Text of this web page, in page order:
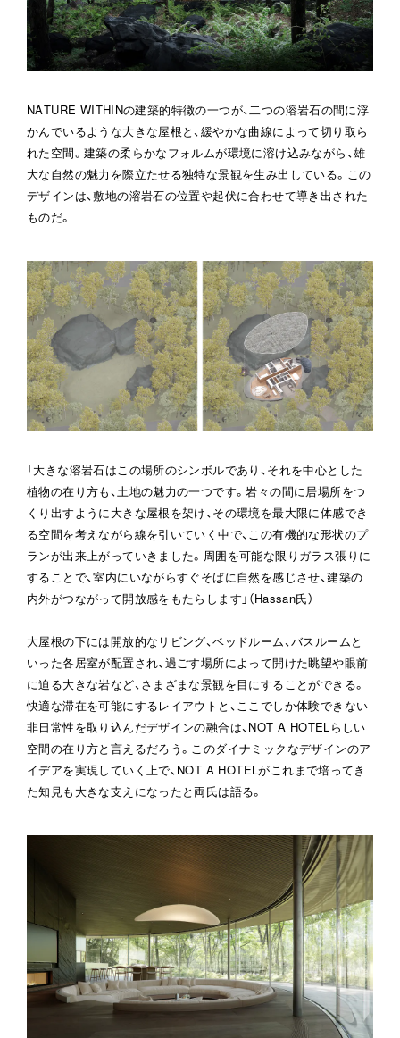
NATURE WITHINの建築的特徴の一つが、二つの溶岩石の間に浮
かんでいるような大きな屋根と、緩やかな曲線によって切り取ら
れた空間。建築の柔らかなフォルムが環境に溶け込みながら、雄
大な自然の魅力を際立たせる独特な景観を生み出している。この
デザインは、敷地の溶岩石の位置や起伏に合わせて導き出された
ものだ。
「大きな溶岩石はこの場所のシンボルであり、それを中心とした
植物の在り方も、土地の魅力の一つです。岩々の間に居場所をつ
くり出すように大きな屋根を架け、その環境を最大限に体感でき
る空間を考えながら線を引いていく中で、この有機的な形状のプ
ランが出来上がっていきました。周囲を可能な限りガラス張りに
することで、室内にいながらすぐそばに自然を感じさせ、建築の
内外がつながって開放感をもたらします」（Hassan氏）
大屋根の下には開放的なリビング、ベッドルーム、バスルームと
いった各居室が配置され、過ごす場所によって開けた眺望や眼前
に迫る大きな岩など、さまざまな景観を目にすることができる。
快適な滞在を可能にするレイアウトと、ここでしか体験できない
非日常性を取り込んだデザインの融合は、NOT A HOTELらしい
空間の在り方と言えるだろう。このダイナミックなデザインのア
イデアを実現していく上で、NOT A HOTELがこれまで培ってき
た知見も大きな支えになったと両氏は語る。